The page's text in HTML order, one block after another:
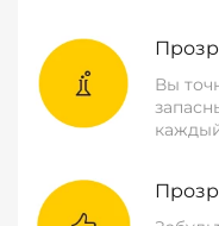
Вы